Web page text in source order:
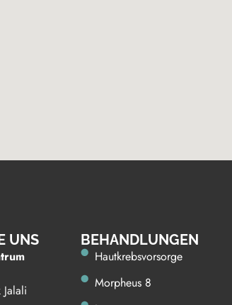
UNS BE HANDLUNGEN
Hautkrebsvorsorge
Morpheus 8